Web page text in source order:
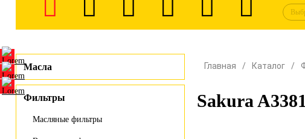
Масла
Фильтры
Масляные фильтры
Главная Каталог
Sakura